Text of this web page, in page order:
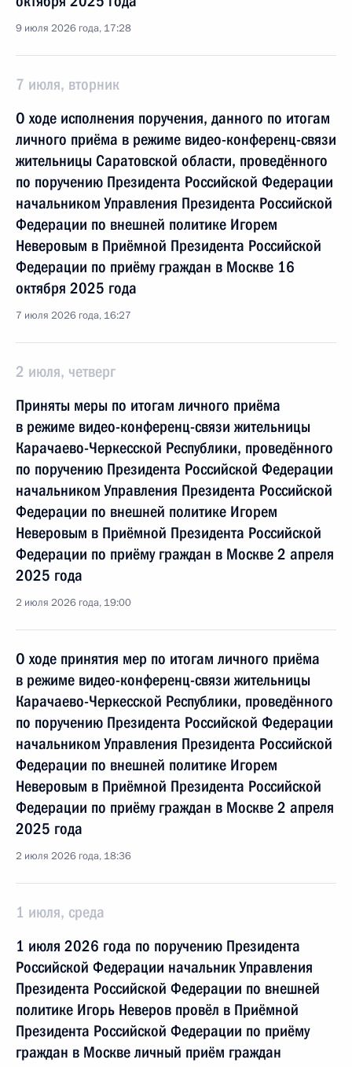
9 июля 2026 года, 17:28
7 июля, вторник
О ходе исполнения поручения, данного по итогам
личного приёма в режиме видео-конференц-связи
жительницы Саратовской области, проведённого
по поручению Президента Российской Федерации
начальником Управления Президента Российской
Федерации по внешней политике Игорем
Неверовым в Приёмной Президента Российской
Федерации по приёму граждан в Москве 16
октября 2025 года
7 июля 2026 года, 16:27
2 июля, четверг
Приняты меры по итогам личного приёма
в режиме видео-конференц-связи жительницы
Карачаево-Черкесской Республики, проведённого
по поручению Президента Российской Федерации
начальником Управления Президента Российской
Федерации по внешней политике Игорем
Неверовым в Приёмной Президента Российской
Федерации по приёму граждан в Москве 2 апреля
2025 года
2 июля 2026 года, 19:00
О ходе принятия мер по итогам личного приёма
в режиме видео-конференц-связи жительницы
Карачаево-Черкесской Республики, проведённого
по поручению Президента Российской Федерации
начальником Управления Президента Российской
Федерации по внешней политике Игорем
Неверовым в Приёмной Президента Российской
Федерации по приёму граждан в Москве 2 апреля
2025 года
2 июля 2026 года, 18:36
1 июля, среда
1 июля 2026 года по поручению Президента
Российской Федерации начальник Управления
Президента Российской Федерации по внешней
политике Игорь Неверов провёл в Приёмной
Президента Российской Федерации по приёму
граждан в Москве личный приём граждан